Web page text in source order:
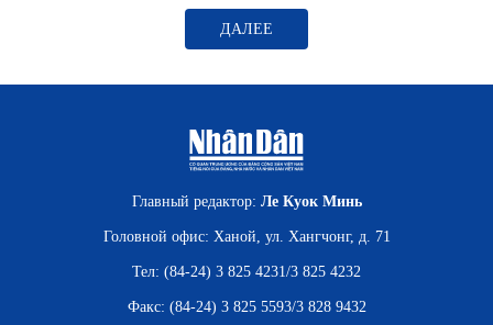
ДОСЬЕ И МАТЕРИАЛЫ
TIẾNG VIỆT
中文
ДАЛЕЕ
Главный редактор: Ле Куок Минь
Головной офис: Ханой, ул. Хангчонг, д. 71
Тел: (84-24) 3 825 4231/3 825 4232
Факс: (84-24) 3 825 5593/3 828 9432